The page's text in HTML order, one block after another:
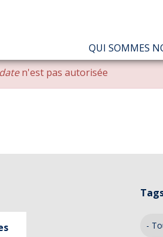
PRINCIPALE
QUI SOMMES
n'est pas autorisée
-